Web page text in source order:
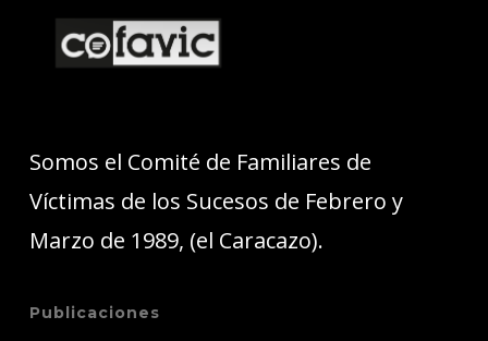
Somos el Comité de Familiares de
Víctimas de los Sucesos de Febrero y
Marzo de 1989, (el Caracazo).
Publicaciones